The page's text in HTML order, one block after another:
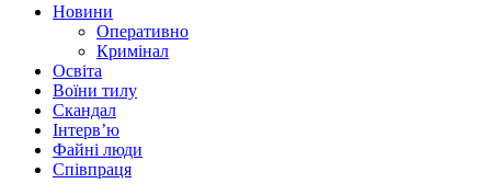
Новини
Оперативно
Кримінал
Освіта
Воїни тилу
Скандал
Інтерв’ю
Файні люди
Співпраця